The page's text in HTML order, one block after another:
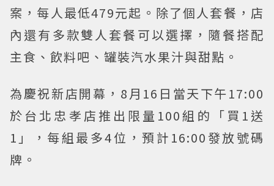
案，每人最低479元起。除了個人套餐，店
內還有多款雙人套餐可以選擇，隨餐搭配
主食、飲料吧、罐裝汽水果汁與甜點。
為慶祝新店開幕，8月16日當天下午17:00
於台北忠孝店推出限量100組的「買1送
1」，每組最多4位，預計16:00發放號碼
牌。